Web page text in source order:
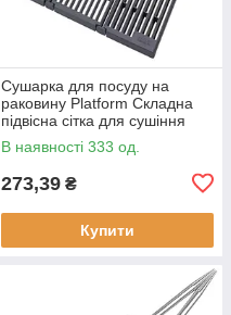
Сушарка для посуду на
раковину Platform Складна
підвісна сітка для сушіння
В наявності 333 од.
273,39 ₴
Купити